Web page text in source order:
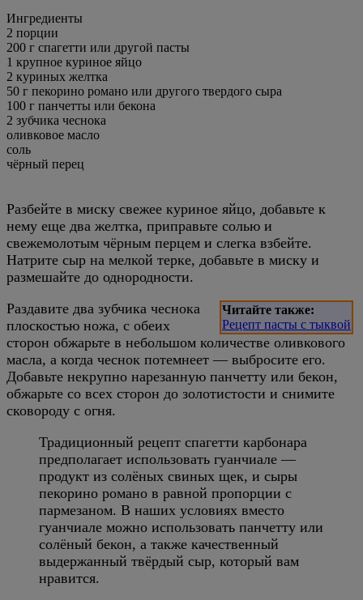
Ингредиенты
2 порции
200 г спагетти или другой пасты
1 крупное куриное яйцо
2 куриных желтка
50 г пекорино романо или другого твердого сыра
100 г панчетты или бекона
2 зубчика чеснока
оливковое масло
соль
чёрный перец
Разбейте в миску свежее куриное яйцо, добавьте к
нему еще два желтка, приправьте солью и
свежемолотым чёрным перцем и слегка взбейте.
Натрите сыр на мелкой терке, добавьте в миску и
размешайте до однородности.
Читайте также:
Рецепт пасты с тыквой
Раздавите два зубчика чеснока
плоскостью ножа, с обеих
сторон обжарьте в небольшом количестве оливкового
масла, а когда чеснок потемнеет — выбросите его.
Добавьте некрупно нарезанную панчетту или бекон,
обжарьте со всех сторон до золотистости и снимите
сковороду с огня.
Традиционный рецепт спагетти карбонара
предполагает использовать гуанчиале —
продукт из солёных свиных щек, и сыры
пекорино романо в равной пропорции с
пармезаном. В наших условиях вместо
гуанчиале можно использовать панчетту или
солёный бекон, а также качественный
выдержанный твёрдый сыр, который вам
нравится.